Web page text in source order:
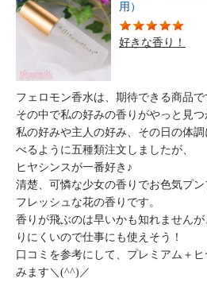
用）
好きな香り！
フェロモン香水は、期待できる商品で
その中で私の好みの香りがやっと見つ
私の好みや主人の好み、その日の体
べるように五種類注文しましたが、
ヒヤシンスが一番好き♪
清楚、可憐な少女の香りでお色気プン
フレッシュな花の香りです。
香りが飛ぶのは早いかも知れません
りにくいので仕事にも使えそう！
口コミを参考にして、プレミアム＋
みます＼(^^)／